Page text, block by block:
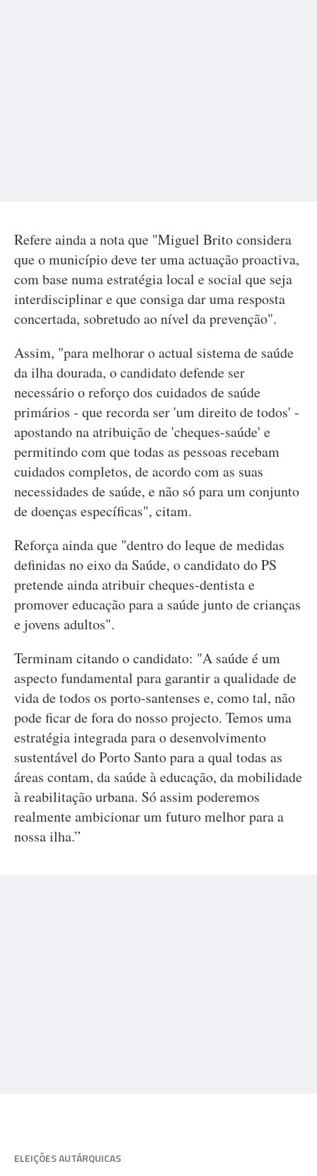
Refere ainda a nota que "Miguel Brito considera
que o município deve ter uma actuação proactiva,
com base numa estratégia local e social que seja
interdisciplinar e que consiga dar uma resposta
concertada, sobretudo ao nível da prevenção".
Assim, "para melhorar o actual sistema de saúde
da ilha dourada, o candidato defende ser
necessário o reforço dos cuidados de saúde
primários - que recorda ser 'um direito de todos' -
apostando na atribuição de 'cheques-saúde' e
permitindo com que todas as pessoas recebam
cuidados completos, de acordo com as suas
necessidades de saúde, e não só para um conjunto
de doenças específicas", citam.
Reforça ainda que "dentro do leque de medidas
definidas no eixo da Saúde, o candidato do PS
pretende ainda atribuir cheques-dentista e
promover educação para a saúde junto de crianças
e jovens adultos".
Terminam citando o candidato: "A saúde é um
aspecto fundamental para garantir a qualidade de
vida de todos os porto-santenses e, como tal, não
pode ficar de fora do nosso projecto. Temos uma
estratégia integrada para o desenvolvimento
sustentável do Porto Santo para a qual todas as
áreas contam, da saúde à educação, da mobilidade
à reabilitação urbana. Só assim poderemos
realmente ambicionar um futuro melhor para a
nossa ilha.”
ELEIÇÕES AUTÁRQUICAS